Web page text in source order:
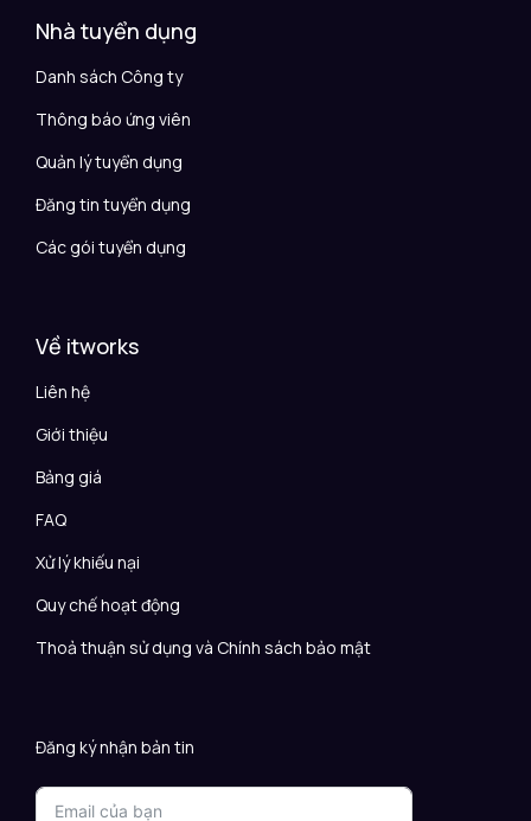
Nhà tuyển dụng
Danh sách Công ty
Thông báo ứng viên
Quản lý tuyển dụng
Đăng tin tuyển dụng
Các gói tuyển dụng
Về itworks
Liên hệ
Giới thiệu
Bảng giá
FAQ
Xử lý khiếu nại
Quy chế hoạt động
Thoả thuận sử dụng và Chính sách bảo mật
Đăng ký nhận bản tin